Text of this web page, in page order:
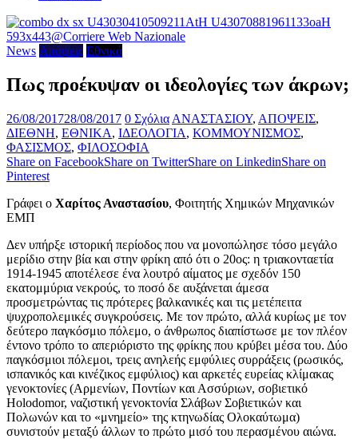
News Απόψεις Εθνικά
Πως προέκυψαν οι ιδεολογίες των άκρων;
26/08/201728/08/2017 0 Σχόλια ΑΝΑΣΤΑΣΙΟΥ, ΑΠΟΨΕΙΣ,
ΔΙΕΘΝΗ, ΕΘΝΙΚΑ, ΙΔΕΟΛΟΓΙΑ, ΚΟΜΜΟΥΝΙΣΜΟΣ,
ΦΑΣΙΣΜΟΣ, ΦΙΛΟΣΟΦΙΑ
Share on FacebookShare on TwitterShare on LinkedinShare on
Pinterest
Γράφει ο Χαρίτος Αναστασίου, Φοιτητής Χημικών Μηχανικών
ΕΜΠ
Δεν υπήρξε ιστορική περίοδος που να μονοπώλησε τόσο μεγάλο
μερίδιο στην βία και στην φρίκη από ότι ο 20ος: η τριακονταετία
1914-1945 αποτέλεσε ένα λουτρό αίματος με σχεδόν 150
εκατομμύρια νεκρούς, το ποσό δε αυξάνεται άμεσα
προσμετρώντας τις πρότερες βαλκανικές και τις μετέπειτα
ψυχροπολεμικές συγκρούσεις. Με τον πρώτο, αλλά κυρίως με τον
δεύτερο παγκόσμιο πόλεμο, ο άνθρωπος διαπίστωσε με τον πλέον
έντονο τρόπο το απεριόριστο της φρίκης που κρύβει μέσα του. Δύο
παγκόσμιοι πόλεμοι, τρεις ανηλεής εμφύλιες συρράξεις (ρωσικός,
ισπανικός και κινέζικος εμφύλιος) και αρκετές ευρείας κλίμακας
γενοκτονίες (Αρμενίων, Ποντίων και Ασσύριων, σοβιετικό
Holodomor, ναζιστική γενοκτονία Σλάβων Σοβιετικών και
Πολωνών και το «μνημείο» της κτηνωδίας Ολοκαύτωμα)
συνιστούν μεταξύ άλλων το πρώτο μισό του περασμένου αιώνα.